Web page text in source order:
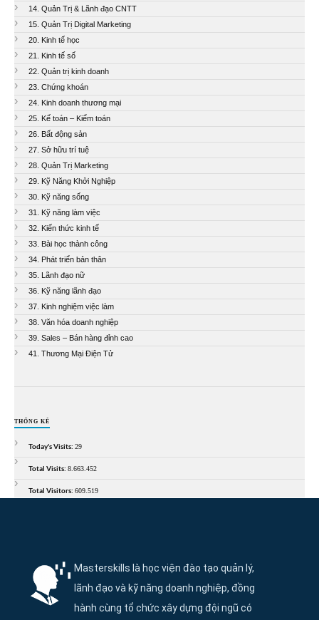
14. Quản Trị & Lãnh đạo CNTT
15. Quản Trị Digital Marketing
20. Kinh tế học
21. Kinh tế số
22. Quản trị kinh doanh
23. Chứng khoán
24. Kinh doanh thương mại
25. Kế toán – Kiểm toán
26. Bất động sản
27. Sở hữu trí tuệ
28. Quản Trị Marketing
29. Kỹ Năng Khởi Nghiệp
30. Kỹ năng sống
31. Kỹ năng làm việc
32. Kiến thức kinh tế
33. Bài học thành công
34. Phát triển bản thân
35. Lãnh đạo nữ
36. Kỹ năng lãnh đạo
37. Kinh nghiệm việc làm
38. Văn hóa doanh nghiệp
39. Sales – Bán hàng đỉnh cao
41. Thương Mại Điện Tử
THỐNG KÊ
Today's Visits: 29
Total Visits: 8.663.452
Total Visitors: 609.519
Masterskills là học viện đào tạo quản lý,
lãnh đạo và kỹ năng doanh nghiệp, đồng
hành cùng tổ chức xây dựng đội ngũ có